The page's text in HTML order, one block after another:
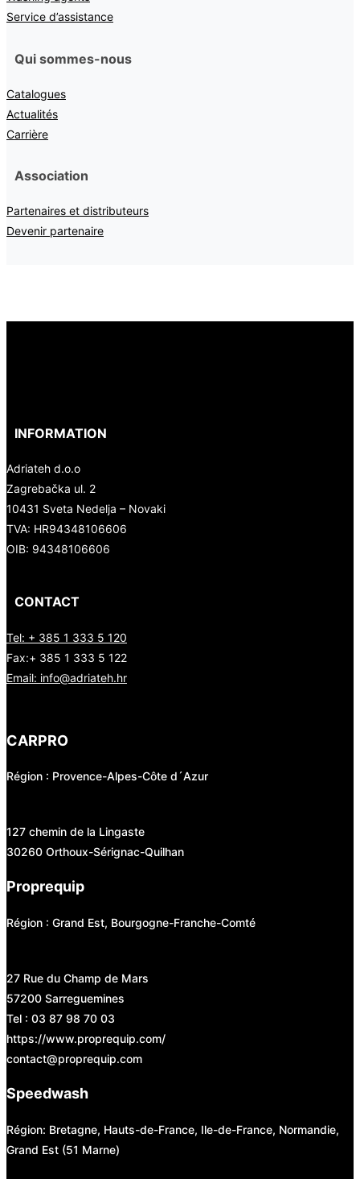
Service d’assistance
Qui sommes-nous
Catalogues
Actualités
Carrière
Association
Partenaires et distributeurs
Devenir partenaire
INFORMATION
Adriateh d.o.o
Zagrebačka ul. 2
10431 Sveta Nedelja – Novaki
TVA: HR94348106606
OIB: 94348106606
CONTACT
Tel: + 385 1 333 5 120
Fax:+ 385 1 333 5 122
Email: info@adriateh.hr
CARPRO
Région : Provence-Alpes-Côte d´Azur
127 chemin de la Lingaste
30260 Orthoux-Sérignac-Quilhan
Proprequip
Région : Grand Est, Bourgogne-Franche-Comté
27 Rue du Champ de Mars
57200 Sarreguemines
Tel : 03 87 98 70 03
https://www.proprequip.com/
contact@proprequip.com
Speedwash
Région: Bretagne, Hauts-de-France, Ile-de-France, Normandie,
Grand Est (51 Marne)